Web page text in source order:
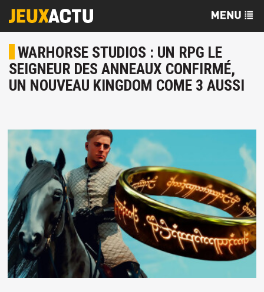
WARHORSE STUDIOS : UN RPG LE
SEIGNEUR DES ANNEAUX CONFIRMÉ,
UN NOUVEAU KINGDOM COME 3 AUSSI